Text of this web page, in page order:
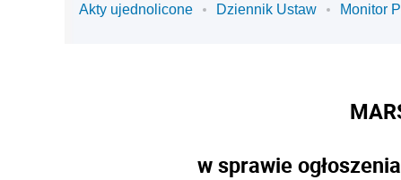
Akty ujednolicone Dziennik Ustaw Monitor
w sprawie